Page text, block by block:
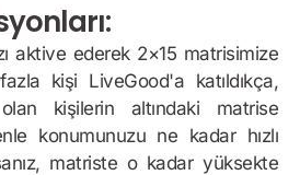
aktive ederek 2×15 matrisimize
kişi LiveGood'a katıldıkça,
kişilerin altındaki matrise
konumunuzu ne kadar hızlı
matriste o kadar yüksekte